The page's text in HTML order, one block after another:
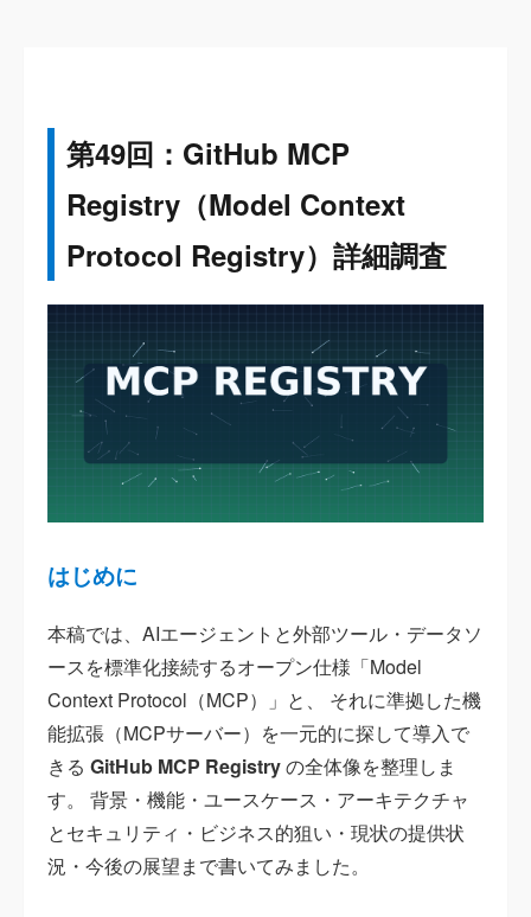
第49回：GitHub MCP
Registry（Model Context
Protocol Registry）詳細調査
はじめに
本稿では、AIエージェントと外部ツール・データソ
ースを標準化接続するオープン仕様「Model
Context Protocol（MCP）」と、 それに準拠した機
能拡張（MCPサーバー）を一元的に探して導入で
きる GitHub MCP Registryの全体像を整理しま
す。 背景・機能・ユースケース・アーキテクチャ
とセキュリティ・ビジネス的狙い・現状の提供状
況・今後の展望まで書いてみました。